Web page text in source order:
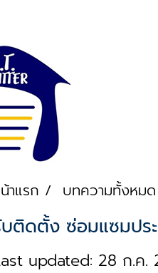
าแรก บทความทั้งหมด
ติดตั้ง ซ่อมแซมปร
updated: 28 ก.ค.